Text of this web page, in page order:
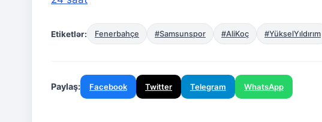
Etiketlər: Fenerbahçe #Samsunspor #AliKoç #YükselYıldırım
Paylaş: Facebook Twitter Telegram WhatsApp